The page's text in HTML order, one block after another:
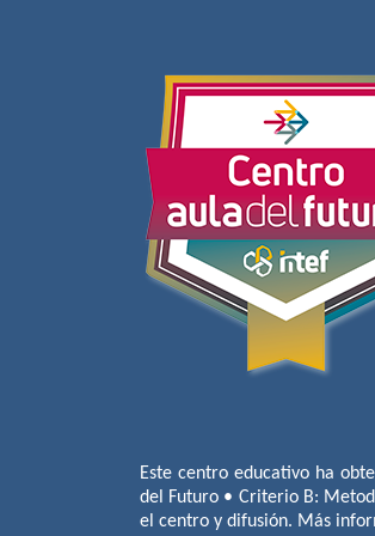
Este centro educativo ha
del Futuro • Criterio B:
el centro y difusión. Más